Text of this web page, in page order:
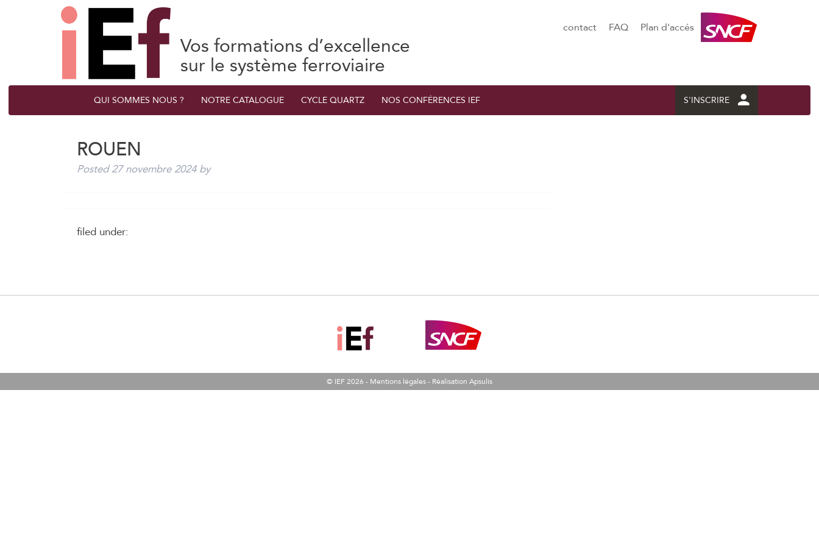
Vos formations d’excellence
sur le système ferroviaire
contact FAQ Plan d'accés
QUI SOMMES NOUS ? NOTRE CATALOGUE CYCLE QUARTZ NOS CONFÉRENCES IEF S'INSCRIRE
ROUEN
Posted27 novembre 2024 by
filed under:
© IEF 2026 - Mentions légales- Réalisation Apsulis